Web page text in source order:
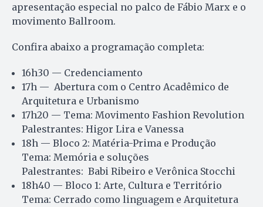
apresentação especial no palco de Fábio Marx e o
movimento Ballroom.
Confira abaixo a programação completa:
16h30 — Credenciamento
17h — Abertura com o Centro Acadêmico de
Arquitetura e Urbanismo
17h20 — Tema: Movimento Fashion Revolution
Palestrantes: Higor Lira e Vanessa
18h — Bloco 2: Matéria-Prima e Produção
Tema: Memória e soluções
Palestrantes: Babi Ribeiro e Verônica Stocchi
18h40 — Bloco 1: Arte, Cultura e Território
Tema: Cerrado como linguagem e Arquitetura